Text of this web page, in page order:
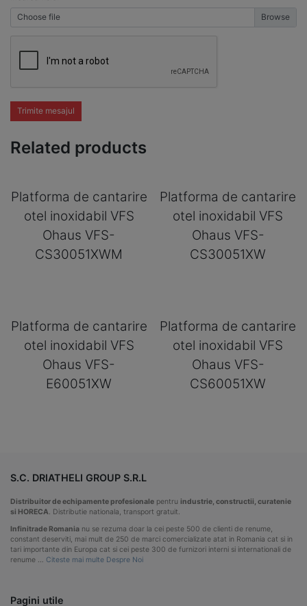
Choose file
Trimite mesajul
Related products
Platforma de cantarire
otel inoxidabil VFS
Ohaus VFS-
CS30051XWM
Platforma de cantarire
otel inoxidabil VFS
Ohaus VFS-
CS30051XW
Platforma de cantarire
otel inoxidabil VFS
Ohaus VFS-
E60051XW
Platforma de cantarire
otel inoxidabil VFS
Ohaus VFS-
CS60051XW
S.C. DRIATHELI GROUP S.R.L
Distribuitor de echipamente profesionale pentru industrie, constructii, curatenie
si HORECA . Distributie nationala, transport gratuit.
Infinitrade Romania nu se rezuma doar la cei peste 500 de clienti de renume,
constant deserviti, mai mult de 250 de marci comercializate atat in Romania cat si in
tari importante din Europa cat si cei peste 300 de furnizori interni si internationali de
renume … Citeste mai multe Despre Noi
Pagini utile